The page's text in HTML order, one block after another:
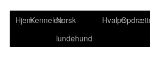
HjemKennelenNorsk
lundehund
Hvalpe